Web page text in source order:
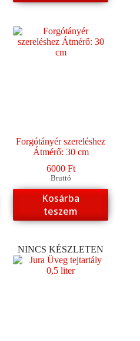
Forgótányér szereléshez
Átmérő: 30 cm
6000 Ft
Bruttó
Kosárba
teszem
NINCS KÉSZLETEN